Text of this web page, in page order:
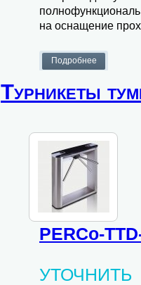
на оснащение
Турникеты
PERCo-
УТОЧНИТЬ